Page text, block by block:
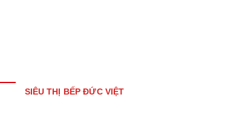
SIÊU THỊ BẾP ĐỨC VIỆT